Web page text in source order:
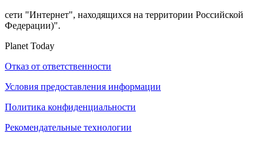
сети "Интернет", находящихся на территории Российской
Федерации)".
Planet Today
Отказ от ответственности
Условия предоставления информации
Политика конфиденциальности
Рекомендательные технологии